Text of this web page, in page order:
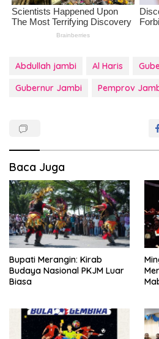
Abdullah jambi Al Haris
Gubernur Jambi
Pemprov
Baca Juga
Bupati Merangin: Kirab
Budaya Nasional PKJM Luar
Biasa